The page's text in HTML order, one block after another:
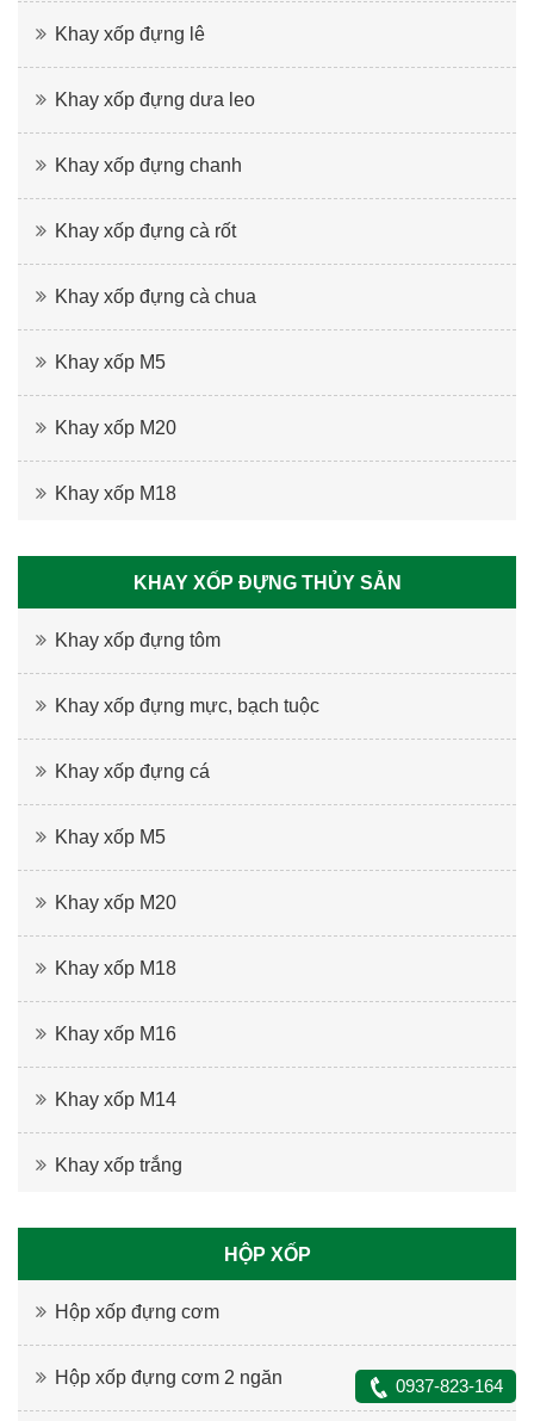
Khay xốp đựng lê
Khay xốp đựng dưa leo
Khay xốp đựng chanh
Khay xốp đựng cà rốt
Khay xốp đựng cà chua
Khay xốp M5
Khay xốp M20
Khay xốp M18
KHAY XỐP ĐỰNG THỦY SẢN
Khay xốp đựng tôm
Khay xốp đựng mực, bạch tuộc
Khay xốp đựng cá
Khay xốp M5
Khay xốp M20
Khay xốp M18
Khay xốp M16
Khay xốp M14
Khay xốp trắng
HỘP XỐP
Hộp xốp đựng cơm
Hộp xốp đựng cơm 2 ngăn 0937-823-164